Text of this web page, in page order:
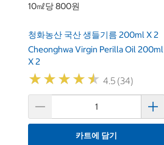
10㎖당 800원
청화농산 국산 생들기름 200ml X 2
Cheonghwa Virgin Perilla Oil 200ml
X 2
★★★★★
★★★★★ 4.5 (34)
카트에 담기